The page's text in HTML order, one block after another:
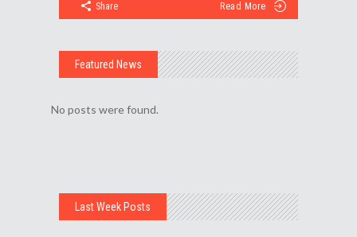
Share Read More
Featured News
No posts were found.
Last Week Posts